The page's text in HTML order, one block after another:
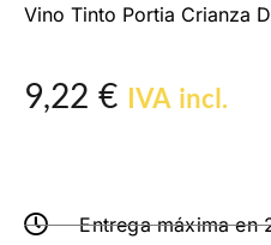
Vino Tinto Portia Crianza
9,22 € IVA incl.
Entrega máxima en